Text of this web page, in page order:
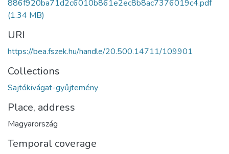
886f920ba71d2c6010b861e2ec8b8ac7376019c4.pdf
(1.34 MB)
URI
https://bea.fszek.hu/handle/20.500.14711/109901
Collections
Sajtókivágat-gyűjtemény
Place, address
Magyarország
Temporal coverage